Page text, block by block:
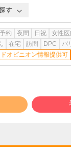
す
約 夜間 日祝 女性医
在宅 訪問 DPC バ
オピニオン情報提供可